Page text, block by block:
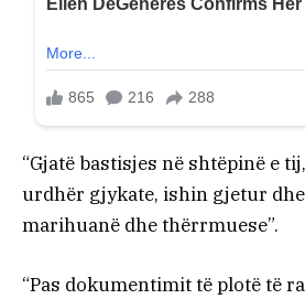
“Gjatë bastisjes në shtëpinë e
urdhër gjykate, ishin gjetur
marihuanë dhe thërrmuese”.
“Pas dokumentimit të plotë të